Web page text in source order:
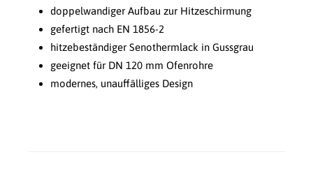
doppelwandiger Aufbau zur Hitzeschirmung
gefertigt nach EN 1856-2
hitzebeständiger Senothermlack in Gussgrau
geeignet für DN 120 mm Ofenrohre
modernes, unauffälliges Design